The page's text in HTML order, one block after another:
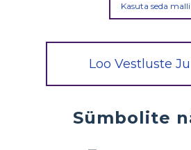
Kasuta seda malli
Loo Vestluste
Sümbolite